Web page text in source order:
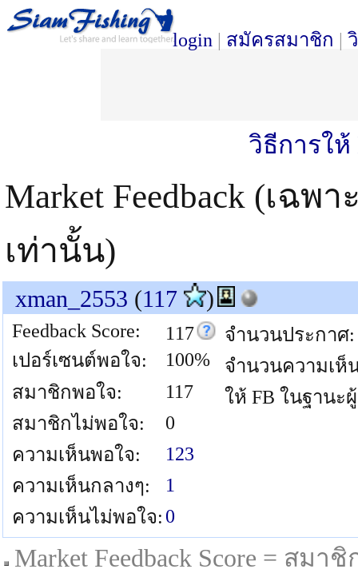
login | สมัครสมาชิก |
วิธีการให้
Market Feedback (เฉ
เท่านั้น)
xman_2553 (117 )
Feedback Score:
117
เปอร์เซนต์พอใจ:
100%
สมาชิกพอใจ:
117
สมาชิกไม่พอใจ:
0
ความเห็นพอใจ:
123
ความเห็นกลางๆ:
1
ความเห็นไม่พอใจ: 0
จำนวนประกาศ:
จำนวนความเห็
ให้ FB ในฐานะ
Market Feedback Score = สม